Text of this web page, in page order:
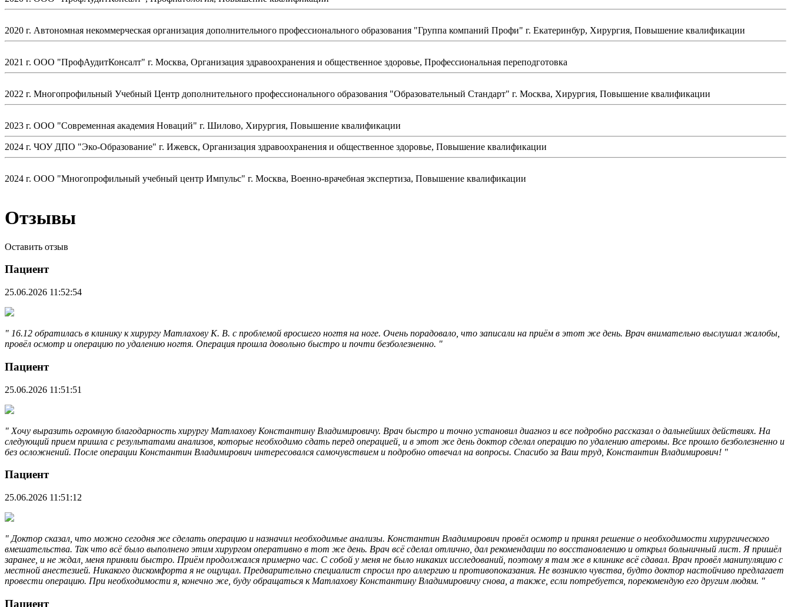
2020 г. Автономная некоммерческая организация дополнительного профессионального образования "Группа компаний Профи" г. Екатеринбур, Хирургия, Повышение квалификации
2021 г. ООО "ПрофАудитКонсалт" г. Москва, Организация здравоохранения и общественное здоровье, Профессиональная переподготовка
2022 г. Многопрофильный Учебный Центр дополнительного профессионального образования "Образовательный Стандарт" г. Москва, Хирургия, Повышение квалификации
2023 г. ООО "Современная академия Новаций" г. Шилово, Хирургия, Повышение квалификации
2024 г. ЧОУ ДПО "Эко-Образование" г. Ижевск, Организация здравоохранения и общественное здоровье, Повышение квалификации
2024 г. ООО "Многопрофильный учебный центр Импульс" г. Москва, Военно-врачебная экспертиза, Повышение квалификации
Отзывы
Оставить отзыв
Пациент
25.06.2026 11:52:54
" 16.12 обратилась в клинику к хирургу Матлахову К. В. с проблемой вросшего ногтя на ноге. Очень порадовало, что записали на приём в этот же день. Врач внимательно выслушал жалобы,
провёл осмотр и операцию по удалению ногтя. Операция прошла довольно быстро и почти безболезненно. "
Пациент
25.06.2026 11:51:51
" Хочу выразить огромную благодарность хирургу Матлахову Константину Владимировичу. Врач быстро и точно установил диагноз и все подробно рассказал о дальнейших действиях. На
следующий прием пришла с результатами анализов​, которые необходимо сдать перед операцией, и в этот же день доктор сделал операцию по удалению атеромы​. Все прошло безболезненно и
без осложнений. После операции Константин Владимирович интересовался самочувствием и подробно отвечал на вопросы. Спасибо за Ваш труд, Константин Владимирович! "
Пациент
25.06.2026 11:51:12
" Доктор сказал, что можно сегодня же сделать операцию и назначил необходимые анализы​. Константин Владимирович провёл осмотр и принял решение о необходимости хирургического
вмешательства. Так что всё было выполнено этим хирургом оперативно в тот же день. Врач всё сделал отлично, дал рекомендации по восстановлению и открыл больничный лист. Я пришёл
заранее, и не ждал, меня приняли быстро. Приём продолжался примерно час. С собой у меня не было никаких исследований, поэтому я там же в клинике всё сдавал. Врач провёл манипуляцию с
местной анестезией​. Никакого дискомфорта я не ощущал. Предварительно специалист спросил про аллергию​ и противопоказания. Не возникло чувства, будто доктор настойчиво предлагает
провести операцию. При необходимости я, конечно же, буду обращаться к Матлахову Константину Владимировичу снова, а также, если потребуется, порекомендую его другим людям. "
Пациент